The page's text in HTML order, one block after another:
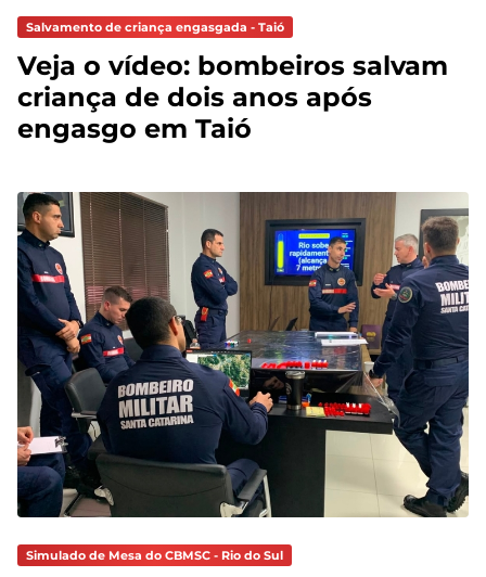
Salvamento de criança engasgada - Taió
Veja o vídeo: bombeiros salvam
criança de dois anos após
engasgo em Taió
Simulado de Mesa do CBMSC - Rio do Sul